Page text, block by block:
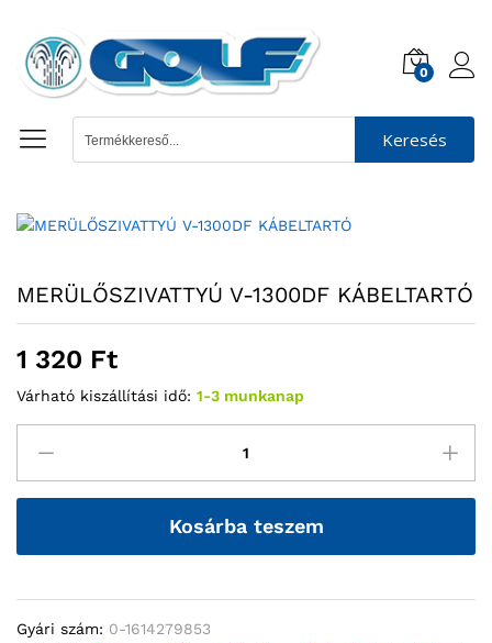
0
Keresés
MERÜLŐSZIVATTYÚ V-1300DF KÁBELTARTÓ
1 320 Ft
Várható kiszállítási idő: 1-3 munkanap
Kosárba teszem
Gyári szám: 0-1614279853